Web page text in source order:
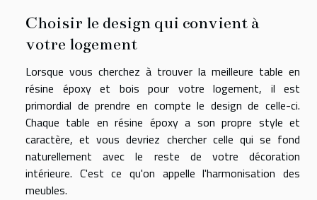
Choisir le design qui convient à
votre logement
Lorsque vous cherchez à trouver la meilleure table en
résine époxy et bois pour votre logement, il est
primordial de prendre en compte le design de celle-ci.
Chaque table en résine époxy a son propre style et
caractère, et vous devriez chercher celle qui se fond
naturellement avec le reste de votre décoration
intérieure. C'est ce qu'on appelle l'harmonisation des
meubles.